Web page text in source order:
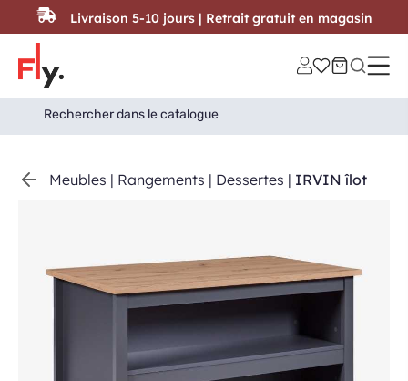
Passer au contenu
Search
for:
Search Button
Meubles | Rangements | Dessertes | IRVIN îlot
Livraison 5-10 jours | Retrait gratuit en magasin